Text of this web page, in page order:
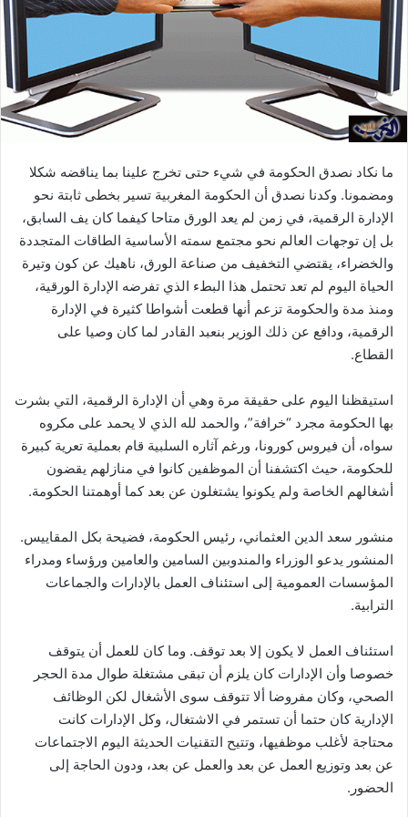
ي
إ
ل
ت
و
ي
ا
ما نكاد نصدق الحكومة في شيء حتى تخرج علينا بما يناقضه شكلا
ومضمونا. وكدنا نصدق أن الحكومة المغربية تسير بخطى ثابتة نحو
الإدارة الرقمية، في زمن لم يعد الورق متاحا كيفما كان يف السابق،
بل إن توجهات العالم نحو مجتمع سمته الأساسية الطاقات المتجددة
والخضراء، يقتضي التخفيف من صناعة الورق، ناهيك عن كون وتيرة
الحياة اليوم لم تعد تحتمل هذا البطء الذي تفرضه الإدارة الورقية،
ومنذ مدة والحكومة تزعم أنها قطعت أشواطا كثيرة في الإدارة
الرقمية، ودافع عن ذلك الوزير بنعبد القادر لما كان وصيا على
القطاع.
استيقظنا اليوم على حقيقة مرة وهي أن الإدارة الرقمية، التي بشرت
بها الحكومة مجرد “خرافة”، والحمد لله الذي لا يحمد على مكروه
سواه، أن فيروس كورونا، ورغم آثاره السلبية قام بعملية تعرية كبيرة
للحكومة، حيث اكتشفنا أن الموظفين كانوا في منازلهم يقضون
أشغالهم الخاصة ولم يكونوا يشتغلون عن بعد كما أوهمتنا الحكومة.
منشور سعد الدين العثماني، رئيس الحكومة، فضيحة بكل المقاييس.
المنشور يدعو الوزراء والمندوبين السامين والعامين ورؤساء ومدراء
المؤسسات العمومية إلى استئناف العمل بالإدارات والجماعات
الترابية.
استئناف العمل لا يكون إلا بعد توقف. وما كان للعمل أن يتوقف
خصوصا وأن الإدارات كان يلزم أن تبقى مشتغلة طوال مدة الحجر
الصحي، وكان مفروضا ألا تتوقف سوى الأشغال لكن الوظائف
الإدارية كان حتما أن تستمر في الاشتغال، وكل الإدارات كانت
محتاجة لأغلب موظفيها، وتتيح التقنيات الحديثة اليوم الاجتماعات
عن بعد وتوزيع العمل عن بعد والعمل عن بعد، ودون الحاجة إلى
الحضور.